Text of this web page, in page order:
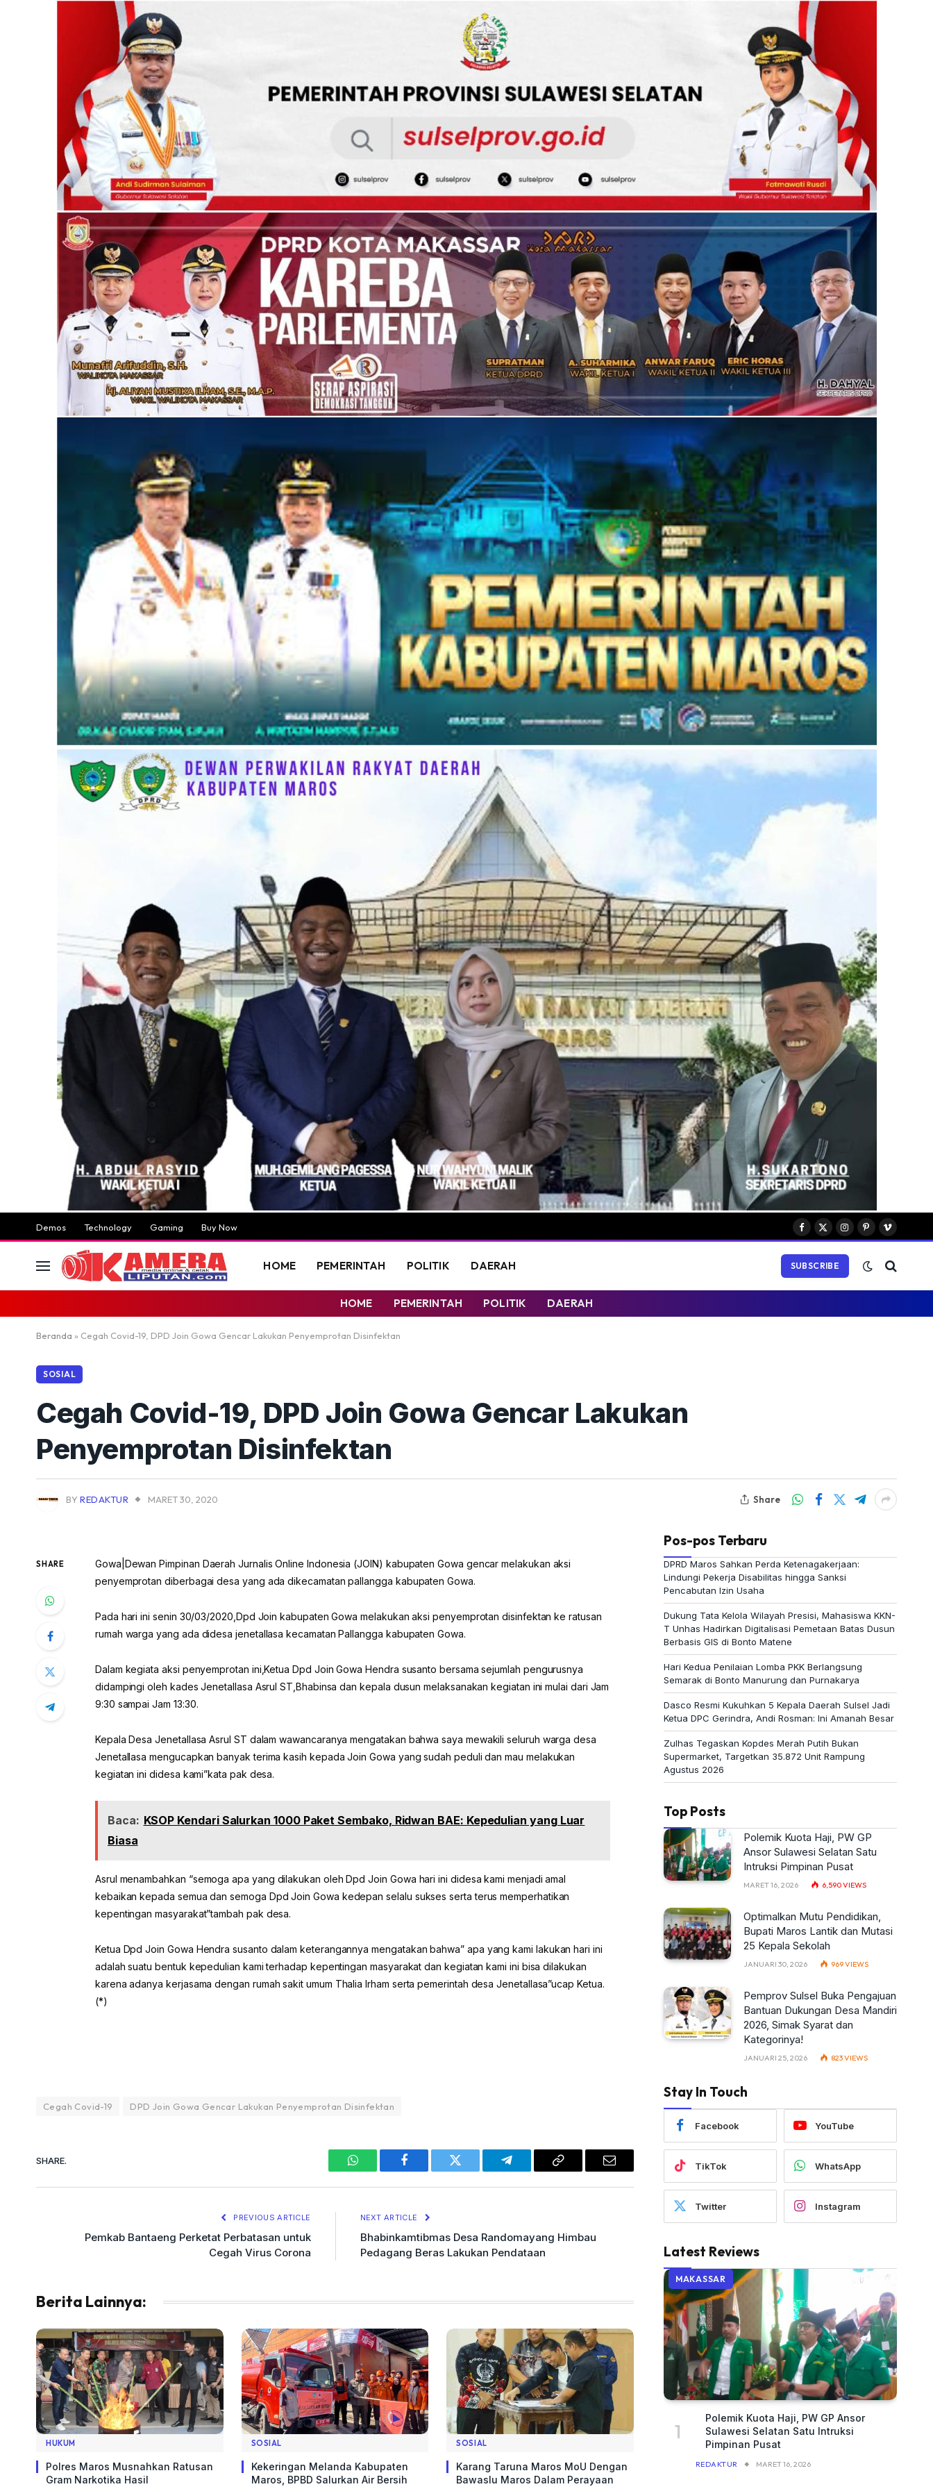
Demos Technology Gaming Buy Now
Facebook
X
Instagram
PinterestVimeo
HOME PEMERINTAH POLITIK DAERAH SUBSCRIBE
HOME PEMERINTAH POLITIK DAERAH
Beranda » Cegah Covid-19, DPD Join Gowa Gencar Lakukan Penyemprotan Disinfektan
SOSIAL
Cegah Covid-19, DPD Join Gowa Gencar Lakukan
Penyemprotan Disinfektan
BY REDAKTUR MARET 30, 2020 Share
SHARE
Gowa|Dewan Pimpinan Daerah Jurnalis Online Indonesia (JOIN) kabupaten Gowa gencar melakukan aksi
penyemprotan diberbagai desa yang ada dikecamatan pallangga kabupaten Gowa.
Pada hari ini senin 30/03/2020,Dpd Join kabupaten Gowa melakukan aksi penyemprotan disinfektan ke ratusan
rumah warga yang ada didesa jenetallasa kecamatan Pallangga kabupaten Gowa.
Dalam kegiata aksi penyemprotan ini,Ketua Dpd Join Gowa Hendra susanto bersama sejumlah pengurusnya
didampingi oleh kades Jenetallasa Asrul ST,Bhabinsa dan kepala dusun melaksanakan kegiatan ini mulai dari Jam
9:30 sampai Jam 13:30.
Kepala Desa Jenetallasa Asrul ST dalam wawancaranya mengatakan bahwa saya mewakili seluruh warga desa
Jenetallasa mengucapkan banyak terima kasih kepada Join Gowa yang sudah peduli dan mau melakukan
kegiatan ini didesa kami”kata pak desa.
Baca: KSOP Kendari Salurkan 1000 Paket Sembako, Ridwan BAE: Kepedulian yang Luar
Biasa
Asrul menambahkan “semoga apa yang dilakukan oleh Dpd Join Gowa hari ini didesa kami menjadi amal
kebaikan kepada semua dan semoga Dpd Join Gowa kedepan selalu sukses serta terus memperhatikan
kepentingan masyarakat”tambah pak desa.
Ketua Dpd Join Gowa Hendra susanto dalam keterangannya mengatakan bahwa” apa yang kami lakukan hari ini
adalah suatu bentuk kepedulian kami terhadap kepentingan masyarakat dan kegiatan kami ini bisa dilakukan
karena adanya kerjasama dengan rumah sakit umum Thalia Irham serta pemerintah desa Jenetallasa”ucap Ketua.
(*)
Cegah Covid-19 DPD Join Gowa Gencar Lakukan Penyemprotan Disinfektan
SHARE.
WhatsAppFacebook Twitter Telegram Copy
Email
PREVIOUS ARTICLE
Pemkab Bantaeng Perketat Perbatasan untuk
Cegah Virus Corona
NEXT ARTICLE
Bhabinkamtibmas Desa Randomayang Himbau
Pedagang Beras Lakukan Pendataan
Berita Lainnya:
HUKUM
Polres Maros Musnahkan Ratusan
Gram Narkotika Hasil
SOSIAL
Kekeringan Melanda Kabupaten
Maros, BPBD Salurkan Air Bersih
SOSIAL
Karang Taruna Maros MoU Dengan
Bawaslu Maros Dalam Perayaan
Pos-pos Terbaru
DPRD Maros Sahkan Perda Ketenagakerjaan:
Lindungi Pekerja Disabilitas hingga Sanksi
Pencabutan Izin Usaha
Dukung Tata Kelola Wilayah Presisi, Mahasiswa KKN-
T Unhas Hadirkan Digitalisasi Pemetaan Batas Dusun
Berbasis GIS di Bonto Matene
Hari Kedua Penilaian Lomba PKK Berlangsung
Semarak di Bonto Manurung dan Purnakarya
Dasco Resmi Kukuhkan 5 Kepala Daerah Sulsel Jadi
Ketua DPC Gerindra, Andi Rosman: Ini Amanah Besar
Zulhas Tegaskan Kopdes Merah Putih Bukan
Supermarket, Targetkan 35.872 Unit Rampung
Agustus 2026
Top Posts
Polemik Kuota Haji, PW GP
Ansor Sulawesi Selatan Satu
Intruksi Pimpinan Pusat
MARET 16, 2026 6,590VIEWS
Optimalkan Mutu Pendidikan,
Bupati Maros Lantik dan Mutasi
25 Kepala Sekolah
JANUARI 30, 2026 969VIEWS
Pemprov Sulsel Buka Pengajuan
Bantuan Dukungan Desa Mandiri
2026, Simak Syarat dan
Kategorinya!
JANUARI 25, 2026 823VIEWS
Stay In Touch
Facebook YouTube
TikTok WhatsApp
Twitter Instagram
Latest Reviews
MAKASSAR
Polemik Kuota Haji, PW GP Ansor
Sulawesi Selatan Satu Intruksi
Pimpinan Pusat
REDAKTUR MARET 16, 2026